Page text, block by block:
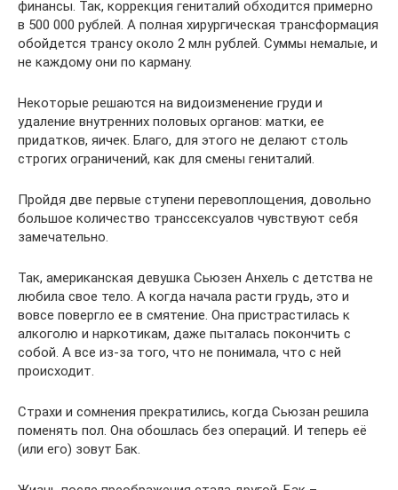
финансы. Так, коррекция гениталий обходится примерно
в 500 000 рублей. А полная хирургическая трансформация
обойдется трансу около 2 млн рублей. Суммы немалые, и
не каждому они по карману.
Некоторые решаются на видоизменение груди и
удаление внутренних половых органов: матки, ее
придатков, яичек. Благо, для этого не делают столь
строгих ограничений, как для смены гениталий.
Пройдя две первые ступени перевоплощения, довольно
большое количество транссексуалов чувствуют себя
замечательно.
Так, американская девушка Сьюзен Анхель с детства не
любила свое тело. А когда начала расти грудь, это и
вовсе повергло ее в смятение. Она пристрастилась к
алкоголю и наркотикам, даже пыталась покончить с
собой. А все из-за того, что не понимала, что с ней
происходит.
Страхи и сомнения прекратились, когда Сьюзан решила
поменять пол. Она обошлась без операций. И теперь её
(или его) зовут Бак.